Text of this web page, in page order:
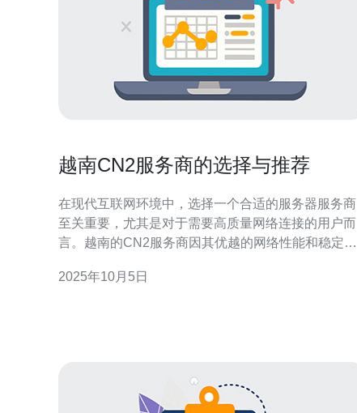
越南CN2服务商的选择与推荐
在现代互联网环境中，选择一个合适的服务器服务商
至关重要，尤其是对于需要高质量网络连接的用户而
言。越南的CN2服务商因其优越的网络性能和稳定性
宜的方案成为许多企业和个人的难题。本文将为您详
2025年10月5日